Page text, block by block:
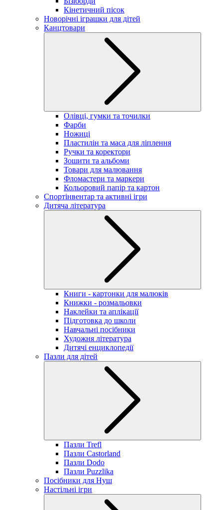
Кінетичний пісок
Новорічні іграшки для дітей
Канцтовари
Олівці, гумки та точилки
Фарби
Ножиці
Пластилін та маса для ліплення
Ручки та коректори
Зошити та альбоми
Товари для малювання
Фломастери та маркери
Кольоровий папір та картон
Спортінвентар та активні ігри
Дитяча література
Книги - картонки для малюків
Книжки - розмальовки
Наклейки та аплікації
Підготовка до школи
Навчальні посібники
Художня література
Дитячі енциклопедії
Пазли для дітей
Пазли Trefl
Пазли Castorland
Пазли Dodo
Пазли Puzzlika
Посібники для Нуш
Настільні ігри